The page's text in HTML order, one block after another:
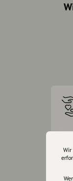
für
Wir